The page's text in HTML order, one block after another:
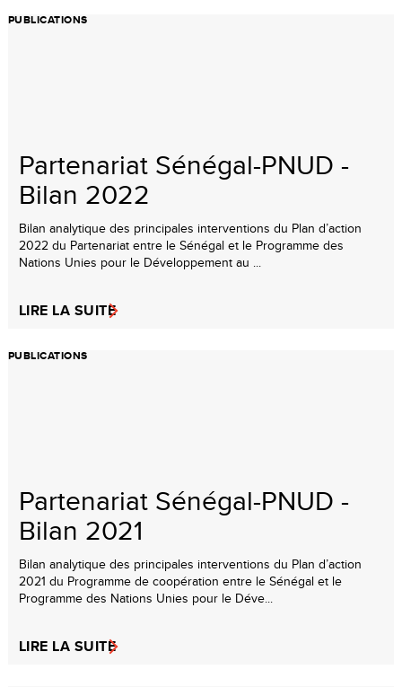
PUBLICATIONS
Partenariat Sénégal-PNUD -
Bilan 2022
Bilan analytique des principales interventions du Plan d’action
2022 du Partenariat entre le Sénégal et le Programme des
Nations Unies pour le Développement au ...
LIRE LA SUITE
PUBLICATIONS
Partenariat Sénégal-PNUD -
Bilan 2021
Bilan analytique des principales interventions du Plan d’action
2021 du Programme de coopération entre le Sénégal et le
Programme des Nations Unies pour le Déve...
LIRE LA SUITE